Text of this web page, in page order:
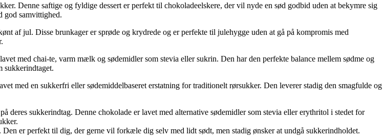
Denne saftige og fyldige dessert er perfekt til chokoladeelskere, der vil nyde en sød godbid uden at bekymre sig
god samvittighed.
af jul. Disse brunkager er sprøde og krydrede og er perfekte til julehygge uden at gå på kompromis med
med chai-te, varm mælk og sødemidler som stevia eller sukrin. Den har den perfekte balance mellem sødme og
sukkerindtaget.
med en sukkerfri eller sødemiddelbaseret erstatning for traditionelt rørsukker. Den leverer stadig den smagfulde og
deres sukkerindtag. Denne chokolade er lavet med alternative sødemidler som stevia eller erythritol i stedet for
er perfekt til dig, der gerne vil forkæle dig selv med lidt sødt, men stadig ønsker at undgå sukkerindholdet.